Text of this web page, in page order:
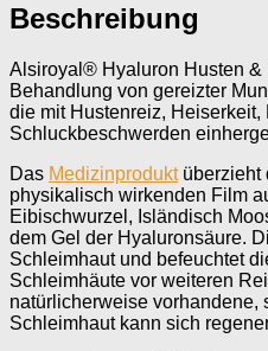
Beschreibung
Alsiroyal® Hyaluron Husten &
Behandlung von gereizter
die mit Hustenreiz, Heiserkeit,
Schluckbeschwerden
Das Medizinproduktüberzieht
physikalisch wirkenden Film
Eibischwurzel, Isländisch
dem Gel der Hyaluronsäure.
Schleimhaut und befeuchtet
Schleimhäute vor weiteren
natürlicherweise vorhandene,
Schleimhaut kann sich